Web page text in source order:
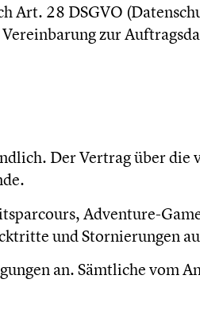
Art. 28 DSGVO
zur
Der Vertrag über
Adventure-
und Stornierungen
an. Sämtliche vom